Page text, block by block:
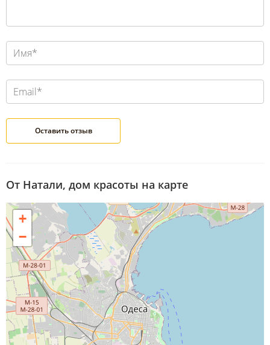
От Натали, дом красоты на карте
+
−